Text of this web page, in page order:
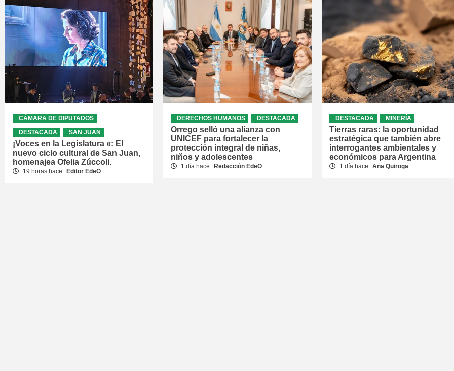
CÁMARA DE DIPUTADOS
DESTACADA
SAN JUAN
¡Voces en la Legislatura «: El
nuevo ciclo cultural de San Juan,
homenajea Ofelia Zúccoli.
19 horas hace Editor EdeO
DERECHOS HUMANOS DESTACADA
Orrego selló una alianza con
UNICEF para fortalecer la
protección integral de niñas,
niños y adolescentes
1 día hace Redacción EdeO
DESTACADA MINERÍA
Tierras raras: la oportunidad
estratégica que también abre
interrogantes ambientales y
económicos para Argentina
1 día hace Ana Quiroga